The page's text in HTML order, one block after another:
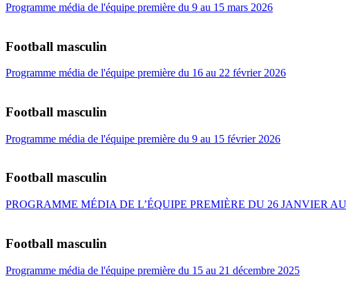
Programme média de l'équipe première du 9 au 15 mars 2026
Football masculin
Programme média de l'équipe première du 16 au 22 février 2026
Football masculin
Programme média de l'équipe première du 9 au 15 février 2026
Football masculin
PROGRAMME MÉDIA DE L’ÉQUIPE PREMIÈRE DU 26 JANVIER
Football masculin
Programme média de l'équipe première du 15 au 21 décembre 2025